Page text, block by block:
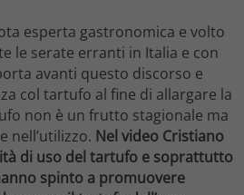
esperta gastronomica e volto
le serate erranti in Italia e con
avanti questo discorso e
col tartufo al fine di allargare la
non è un frutto stagionale ma
nell’utilizzo. Nel video Cristiano
di uso del tartufo e soprattutto
spinto a promuovere